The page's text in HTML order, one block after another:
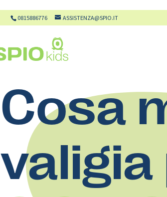
0815886776 ASSISTENZA@SPIO.IT
Cosa